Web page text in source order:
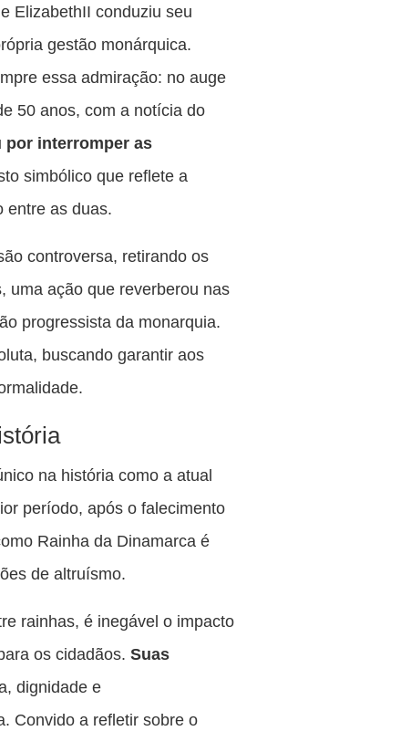
ElizabethII conduziu seu
gestão monárquica.
essa admiração: no auge
50 anos, com a notícia do
por interromper as
simbólico que reflete a
entre as duas.
controversa, retirando os
uma ação que reverberou nas
progressista da monarquia.
buscando garantir aos
na história como a atual
período, após o falecimento
Rainha da Dinamarca é
de altruísmo.
rainhas, é inegável o impacto
os cidadãos.Suas
dignidade e
Convido a refletir sobre o